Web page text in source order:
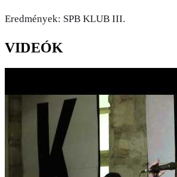
Eredmények: SPB KLUB III.
VIDEÓK